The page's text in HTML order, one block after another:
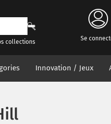
collections Se
Innovation / Jeux